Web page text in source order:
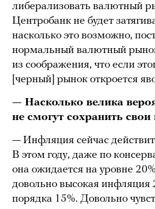
либерализовать валютный
Центробанк не будет
насколько это возможно,
нормальный валютный
из соображения, что если
[черный] рынок откроется
— Насколько велика
не смогут сохранить
— Инфляция сейчас
В этом году, даже по
она ожидается на уровне
довольно высокая инфляция
порядка 15%. Довольно